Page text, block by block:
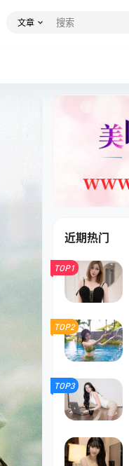
文章
近期热门
TOP1
TOP2
TOP3